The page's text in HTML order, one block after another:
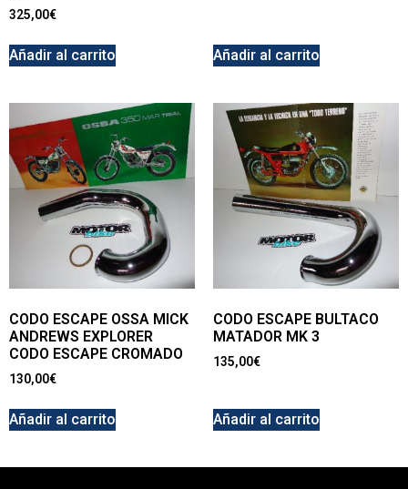
325,00€
Añadir al carrito Añadir al carrito
CODO ESCAPE OSSA MICK
ANDREWS EXPLORER
CODO ESCAPE CROMADO
130,00€
Añadir al carrito
CODO ESCAPE BULTACO
MATADOR MK 3
135,00€
Añadir al carrito